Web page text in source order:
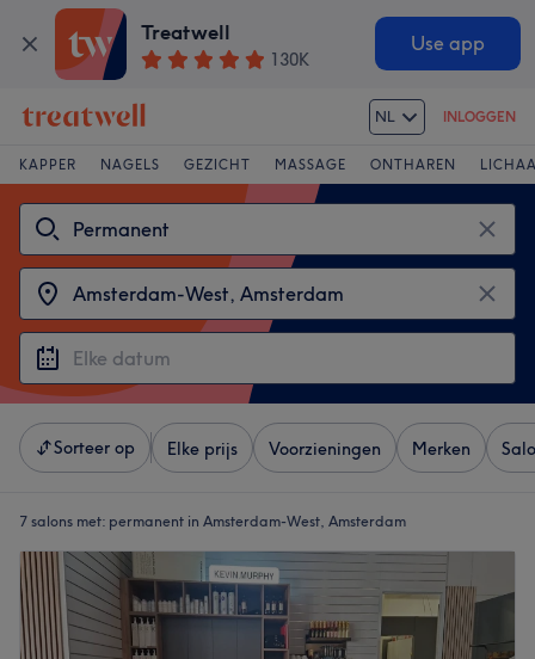
Treatwell
130K
Use app
NL INLOGGEN
KAPPER NAGELS GEZICHT MASSAGE ONTHAREN
Sorteer op Elke prijs Voorzieningen Merken
7 salons met: permanent in Amsterdam-West, Amsterdam